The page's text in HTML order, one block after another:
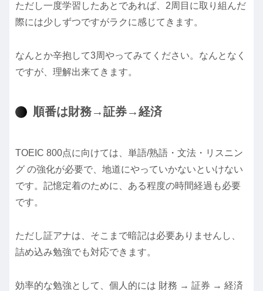
ただし一度学習したあとであれば、2周目に取り組んだ
際には少しずつですがラクに感じてきます。
なんとか辛抱して3周やってみてください。なんとなく
ですが、理解出来てきます。
順番は財務→証券→経済
TOEIC 800点に向けては、単語/熟語・文法・リスニン
グ の強化が必要で、地道にやっていかないといけない
です。記憶定着のために、ある程度の時間経過も必要
です。
ただし証アナは、そこまで暗記は必要ありませんし、
詰め込み勉強でも対応できます。
効率的な勉強として、個人的には 財務 → 証券 → 経済